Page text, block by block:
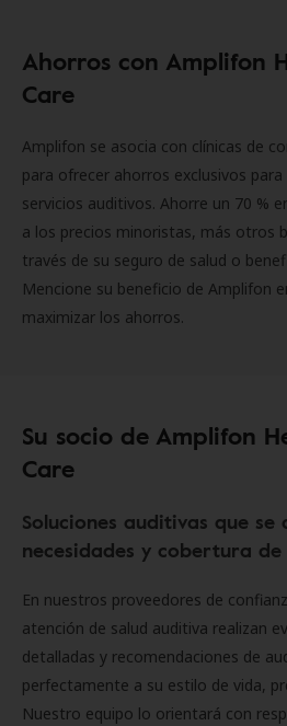
Ahorros con Amplifon
Care
Amplifon se asocia con clínicas de
para ofrecer ahorros exclusivos
servicios auditivos. Ahorre un 70 %
a los precios minoristas, más otros
través de su seguro de salud o
Mencione su beneficio de Amplifon
maximizar los ahorros.
Su socio de Amplifon
Care
Soluciones auditivas que se
necesidades y cobertura de
En nuestros proveedores de
atención de salud auditiva realizan
detalladas y recomendaciones de
perfectamente a su estilo de vida,
Nuestro equipo lo orientará con